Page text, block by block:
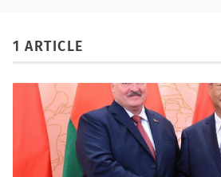
1 ARTICLE